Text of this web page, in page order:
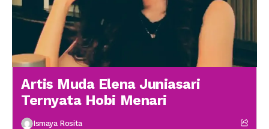
Artis Muda Elena Juniasari
Ternyata Hobi Menari
Ismaya Rosita